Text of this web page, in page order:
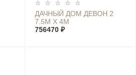
ДАЧНЫЙ ДОМ ДЕВОН 2
7.5М Х 4М
756470 ₽